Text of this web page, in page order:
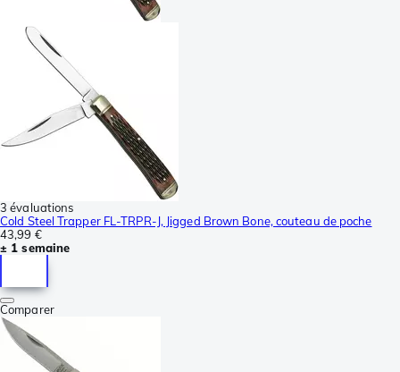
3 évaluations
Cold Steel Trapper FL-TRPR-J, Jigged Brown Bone, couteau de poche
43,99 €
± 1 semaine
Comparer